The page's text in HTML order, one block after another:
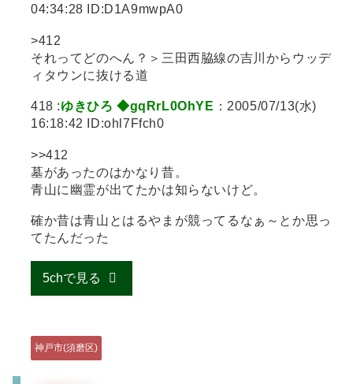
04:34:28 ID:D1A9mwpA0
>412
それってどのへん？＞三田西脇線の吉川からウッデ
ィタウンに抜ける道
418 :ゆきひろ ◆gqRrL0OhYE ：2005/07/13(水)
16:18:42 ID:ohl7Ffch0
>>412
墓があったのはかなり昔。
青山に幽霊が出てたかは知らないけど。
確か昔は青山とはるやまが競ってるなぁ～とか思っ
てたんだった
5chで見る
神戸市(須磨区)